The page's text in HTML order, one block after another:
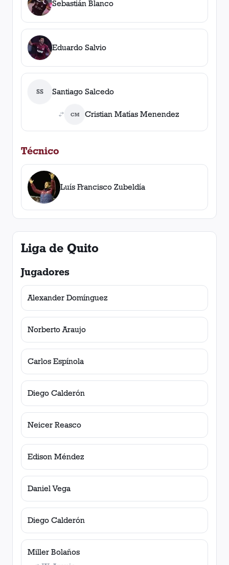
Sebastián Blanco
Eduardo Salvio
SS Santiago Salcedo
CM Cristian Matías Menendez
Técnico
Luís Francisco Zubeldía
Liga de Quito
Jugadores
Alexander Domínguez
Norberto Araujo
Carlos Espínola
Diego Calderón
Neicer Reasco
Edison Méndez
Daniel Vega
Diego Calderón
Miller Bolaños